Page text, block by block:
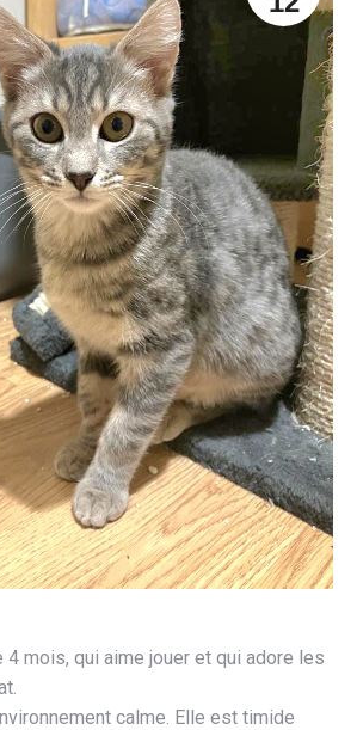
4 mois, qui aime jouer et qui adore les
calme. Elle est timide